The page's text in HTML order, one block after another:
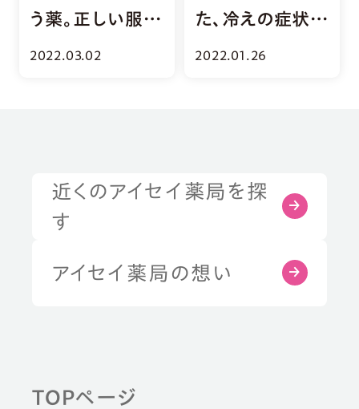
2022.03.02
う薬。正しい服用
で頭痛コントロ
2022.01.26
た、冷えの症状別
おすすめ漢方薬
症状・お悩みから探す
部位から探す
近くのアイセイ薬局を探
す
アイセイ薬局の想い
TOPページ